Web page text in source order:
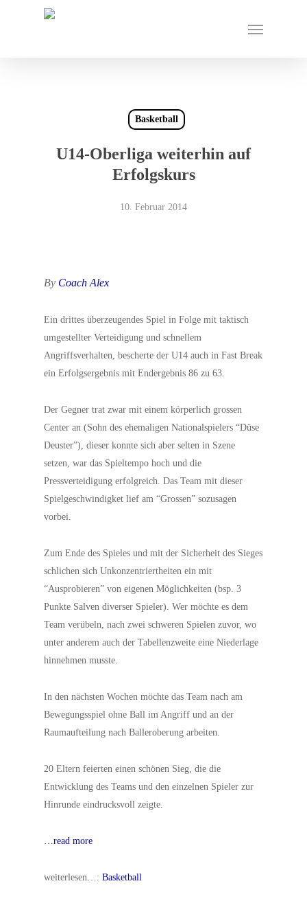
Menu
Basketball
U14-Oberliga weiterhin auf
Erfolgskurs
10. Februar 2014
By Coach Alex
Ein drittes überzeugendes Spiel in Folge mit taktisch
umgestellter Verteidigung und schnellem
Angriffsverhalten, bescherte der U14 auch in Fast Break
ein Erfolgsergebnis mit Endergebnis 86 zu 63.
Der Gegner trat zwar mit einem körperlich grossen
Center an (Sohn des ehemaligen Nationalspielers “Düse
Deuster”), dieser konnte sich aber selten in Szene
setzen, war das Spieltempo hoch und die
Pressverteidigung erfolgreich. Das Team mit dieser
Spielgeschwindigket lief am “Grossen” sozusagen
vorbei.
Zum Ende des Spieles und mit der Sicherheit des Sieges
schlichen sich Unkonzentriertheiten ein mit
“Ausprobieren” von eigenen Möglichkeiten (bsp. 3
Punkte Salven diverser Spieler). Wer möchte es dem
Team verübeln, nach zwei schweren Spielen zuvor, wo
unter anderem auch der Tabellenzweite eine Niederlage
hinnehmen musste.
In den nächsten Wochen möchte das Team nach am
Bewegungsspiel ohne Ball im Angriff und an der
Raumaufteilung nach Balleroberung arbeiten.
20 Eltern feierten einen schönen Sieg, die die
Entwicklung des Teams und den einzelnen Spieler zur
Hinrunde eindrucksvoll zeigte.
…read more
weiterlesen…: Basketball